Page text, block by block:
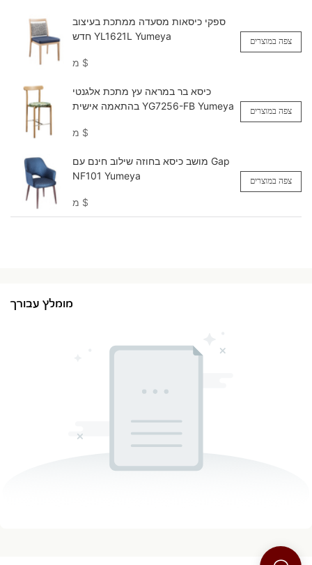
ספקי כיסאות מסעדה ממתכת בעיצוב
חדש YL1621L Yumeya
$
צפה במוצרים
כיסא בר במראה עץ מתכת אלגנטי
בהתאמה אישית YG7256-FB Yumeya
$
צפה במוצרים
מושב כיסא בחוזה שילוב חינם עם Gap
NF101 Yumeya
$
צפה במוצרים
מומלץ עבורך